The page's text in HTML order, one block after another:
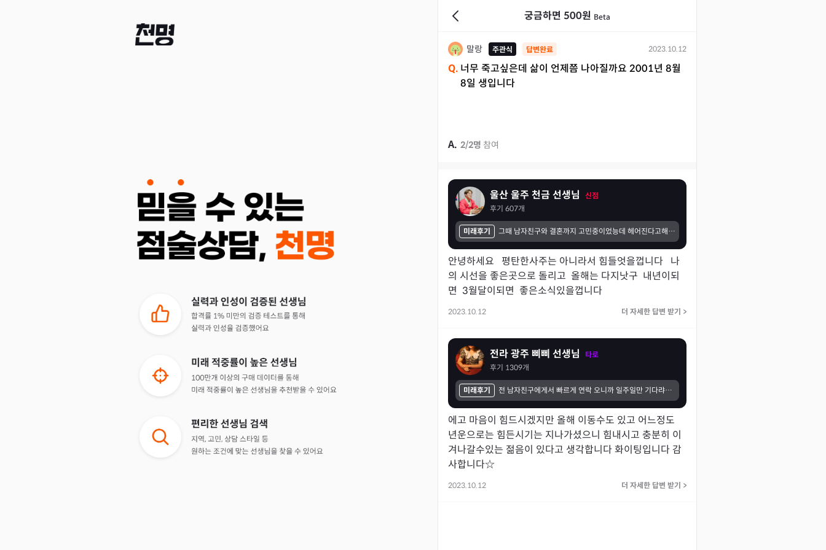
궁금하면 500원 Beta
말랑 주관식 답변완료 2023.10.12
Q. 너무 죽고싶은데 삶이 언제쯤 나아질까요 2001년 8월
8일 생입니다
A. 2/2명 참여
울산 울주 천금 선생님
신점
후기 607개
미래후기 그때 남자친구와 결혼까지 고민중이었능데 헤어진다고해서 왜일까하먄서 되게 속상했는데 결국 헤어졌습니다:) 그때는 생각이 안났는데 갑자기 기억이 나서 후기쓰러왔습니다,,,정말,,,그땐 속상했지만 저와는 안맞는 사람이 맞더라구오,,
안녕하세요   평탄한사주는 아니라서 힘들엇을껍니다   나
의 시선을 좋은곳으로 돌리고  올해는 다지낫구  내년이되
면  3월달이되면  좋은소식있을껍니다
2023.10.12 더 자세한 답변 받기 >
전라 광주 삐삐 선생님
타로
후기 1309개
미래후기 전 남자친구에게서 빠르게 연락 오니까 일주일만 기다랴보자고 말씀 주셨는데 아쉽게도 연락은 오지 않았습니다ㅠㅠ 하지만 성향이나 상황적인 부분에서 잘 맞추셔서 결과적으로는 맞기를 기다리고 있습니다 !!!!!! 감사합니다 ㅎㅎㅎㅎㅎㅎㅎ
에고 마음이 힘드시겠지만 올해 이동수도 있고 어느정도
년운으로는 힘든시기는 지나가셨으니 힘내시고 충분히 이
겨나갈수있는 젊음이 있다고 생각합니다 화이팅입니다 감
사합니다☆
2023.10.12 더 자세한 답변 받기 >